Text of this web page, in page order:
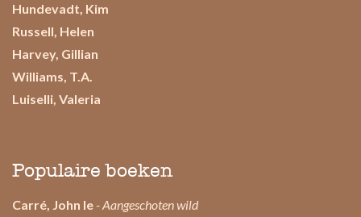
Hundevadt, Kim
Russell, Helen
Harvey, Gillian
Williams, T.A.
Luiselli, Valeria
Populaire boeken
Carré, John le - Aangeschoten wild